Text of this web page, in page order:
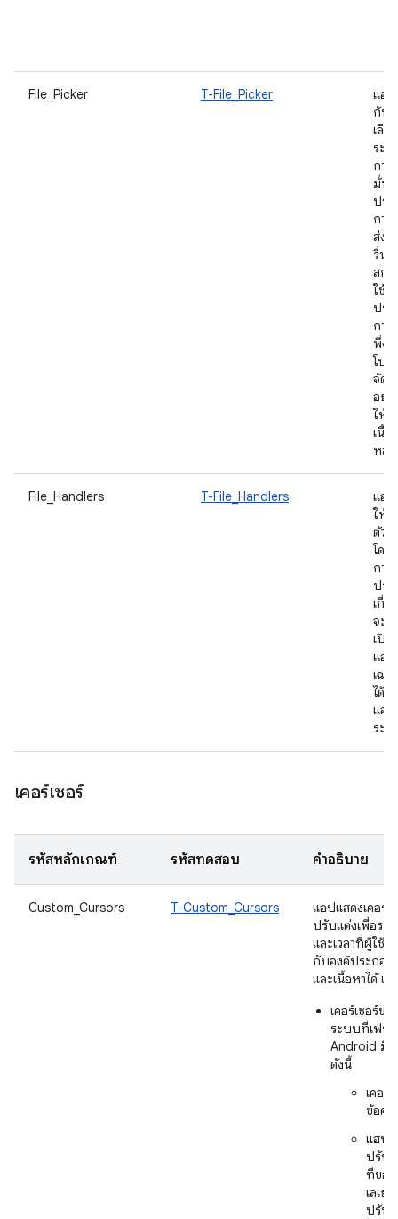
File_Picker T-File_Picker
แอป
กับเ
เลือ
ระ
การ
มั่นใ
ปร
การ
ส่งอ
รื่น
สก์
ใช้ที่
ประ
การ
พึ่งพ
โปร
จัดก
อย่า
ให้เ
เนื้อ
หลา
File_Handlers T-File_Handlers
แอ
ให้ตั
ตัวแ
โดย
การ
ประ
เกี่ย
จะช่
เปิด
แอ
เฉพ
ได้โ
แอป
ระ
เคอร์เซอร์
รหัสหลักเกณฑ์ รหัสทดสอบ คำอธิบาย
Custom_Cursors T-Custom_Cursors
แอปแสดงเคอร์เ
ปรับแต่งเพื่อระ
และเวลาที่ผู้ใช้โ
กับองค์ประกอบ
และเนื้อหาได้ เช่
เคอร์เซอร์ของ
ระบบที่เฟรม
Android มี
ดังนี้
เคอร์
ข้อคว
แฮนเ
ปรับ
ที่ขอบ
เลเย
ปรับ